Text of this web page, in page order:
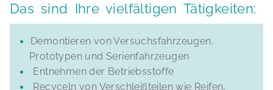
Das sind Ihre vielfältigen Tätigkeiten:
Demontieren von Versuchsfahrzeugen,
Prototypen und Serienfahrzeugen
Entnehmen der Betriebsstoffe
Recyceln von Verschleißteilen wie Reifen,